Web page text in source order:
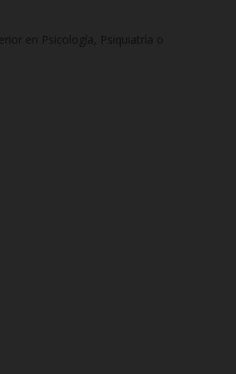
en Psicología, Psiquiatría o